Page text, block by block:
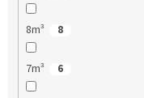
8m³ 8
7m³ 6